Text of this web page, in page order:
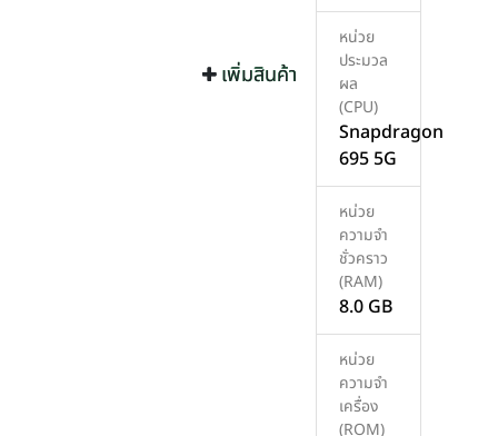
เพิ่มสินค้า
เพิ่มสินค้า
หน่วย
ประมวล
ผล
(CPU)
Snapdragon
695 5G
หน่วย
ความจำ
ชั่วคราว
(RAM)
8.0 GB
หน่วย
ความจำ
เครื่อง
(ROM)